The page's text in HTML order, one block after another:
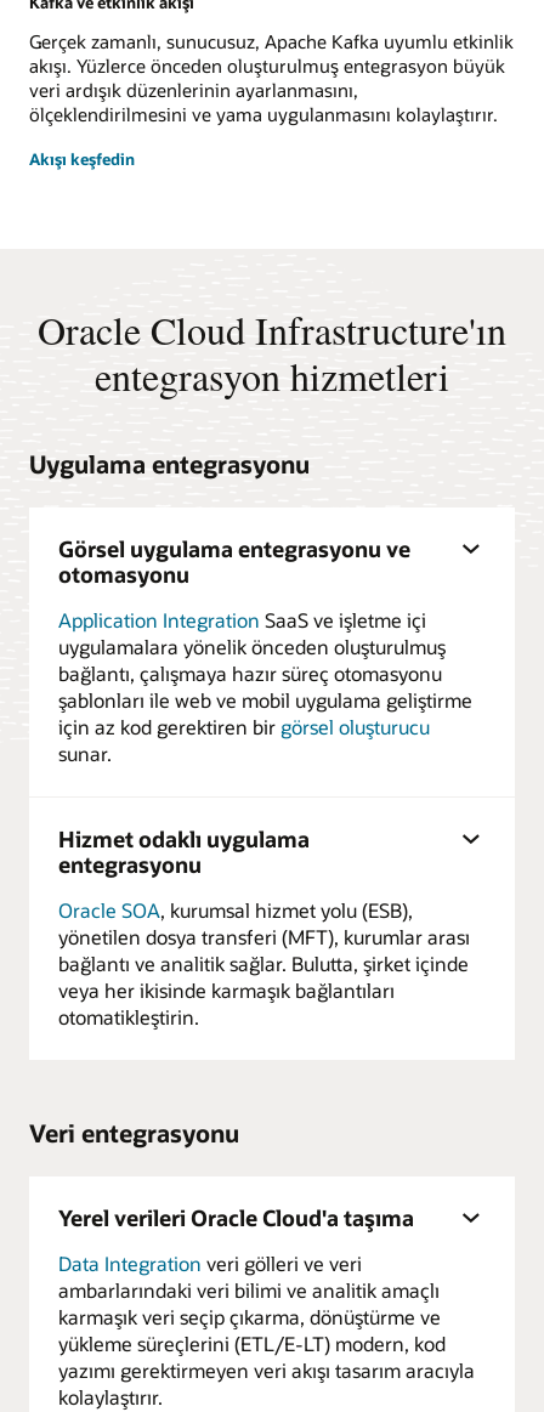
Gerçek zamanlı, sunucusuz, Apache Kafka uyumlu etkinlik
akışı. Yüzlerce önceden oluşturulmuş entegrasyon büyük
veri ardışık düzenlerinin ayarlanmasını,
ölçeklendirilmesini ve yama uygulanmasını kolaylaştırır.
Akışı keşfedin
Oracle Cloud Infrastructure'ın
entegrasyon hizmetleri
Uygulama entegrasyonu
Görsel uygulama entegrasyonu ve
otomasyonu
Application Integration SaaS ve işletme içi
uygulamalara yönelik önceden oluşturulmuş
bağlantı, çalışmaya hazır süreç otomasyonu
şablonları ile web ve mobil uygulama geliştirme
için az kod gerektiren birgörsel oluşturucu
sunar.
Hizmet odaklı uygulama
entegrasyonu
Oracle SOA, kurumsal hizmet yolu (ESB),
yönetilen dosya transferi (MFT), kurumlar arası
bağlantı ve analitik sağlar. Bulutta, şirket içinde
veya her ikisinde karmaşık bağlantıları
otomatikleştirin.
Veri entegrasyonu
Yerel verileri Oracle Cloud'a taşıma
Data Integration veri gölleri ve veri
ambarlarındaki veri bilimi ve analitik amaçlı
karmaşık veri seçip çıkarma, dönüştürme ve
yükleme süreçlerini (ETL/E-LT) modern, kod
yazımı gerektirmeyen veri akışı tasarım aracıyla
kolaylaştırır.